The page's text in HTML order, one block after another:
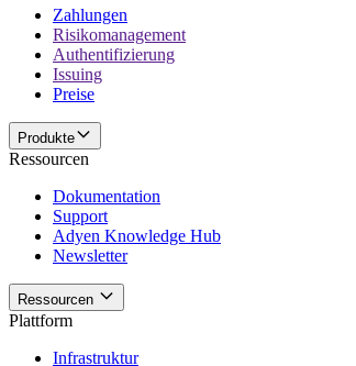
Zahlungen
Risikomanagement
Authentifizierung
Issuing
Preise
Produkte
Ressourcen
Dokumentation
Support
Adyen Knowledge Hub
Newsletter
Ressourcen
Plattform
Infrastruktur